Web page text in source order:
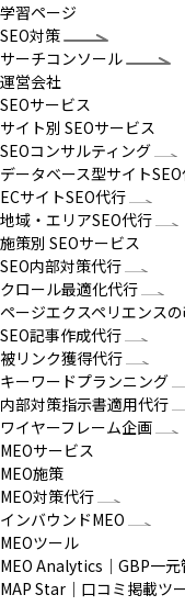
学習ページ
SEO対策
サーチコンソール
運営会社
SEOサービス
サイト別 SEOサービス
SEOコンサルティング
データベース型サイト
ECサイトSEO代行
地域・エリアSEO代行
施策別 SEOサービス
SEO内部対策代行
クロール最適化代行
ページエクスペリエンス
SEO記事作成代行
被リンク獲得代行
キーワードプランニング
内部対策指示書適用代行
ワイヤーフレーム企画
MEOサービス
MEO施策
MEO対策代行
インバウンドMEO
MEOツール
MEO Analytics｜GBP一
MAP Star｜口コミ掲載ツ